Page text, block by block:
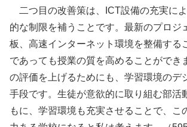
二つ目の改善策は、ICT設備の充実に
的な制限を補うことです。最新のプロジ
板、高速インターネット環境を整備する
であっても授業の質を高めることができ
の評価を上げるためにも、学習環境のデ
手段です。生徒が意欲的に取り組む部活
もに、学習環境も充実させることで、こ